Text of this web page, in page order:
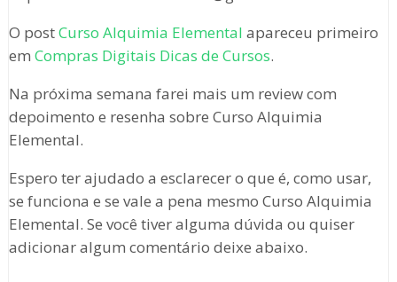
O postCurso Alquimia Elemental apareceu primeiro
em Compras Digitais Dicas de Cursos.
Na próxima semana farei mais um review com
depoimento e resenha sobre Curso Alquimia
Elemental.
Espero ter ajudado a esclarecer o que é, como usar,
se funciona e se vale a pena mesmo Curso Alquimia
Elemental. Se você tiver alguma dúvida ou quiser
adicionar algum comentário deixe abaixo.